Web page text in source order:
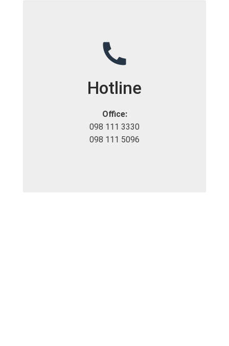
Hotline
Office:
098 111 3330
098 111 5096